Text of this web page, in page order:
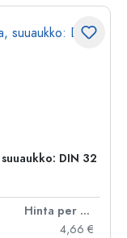
DIN 32
Hinta per kpl
4,66 €